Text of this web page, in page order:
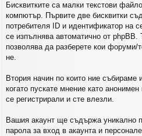
Бисквитките са малки текстови
компютър. Първите две бисквитки
потребителя ID и идентификатор на
се изпълнява автоматично от phpBB.
позволява да разберете кои форуми/
не.
Втория начин по които ние
когато пускате мнение като
се регистрирали и сте влезли.
Вашия акаунт ще съдържа уникално
парола за вход в акаунта и